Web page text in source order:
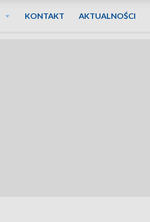
KONTAKT AKTUALNOŚCI